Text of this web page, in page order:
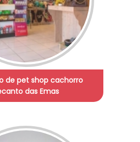
de pet shop cachorro
das Emas